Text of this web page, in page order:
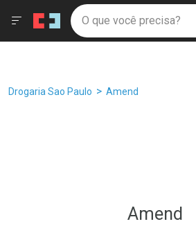
Drogaria São Paulo
Ir direto para a home
pela página
Ir direto para o conteúdo
Ir direto para a busca
Ir direto para a notificações
Faça a sua busca
O que você precisa?
Menu
Breadcrumb
Drogaria Sao Paulo Amend
Amend
Âncoras
Filtros Ordenar por